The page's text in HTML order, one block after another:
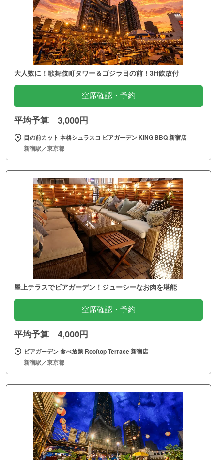
大人数に！歌舞伎町タワー＆ゴジラ目の前！3H飲放付
空席確認・予約
平均予算 3,000円
目の前カット 本格シュラスコ ビアガーデン KING BBQ 新宿店
新宿駅／東京都
屋上テラスでビアガーデン！ジューシーなお肉を堪能
空席確認・予約
平均予算 4,000円
ビアガーデン 食べ放題 Rooftop Terrace 新宿店
新宿駅／東京都